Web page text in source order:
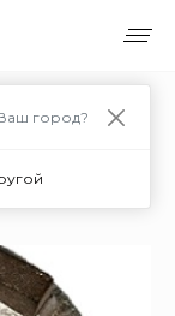
материалы
400/315
город?